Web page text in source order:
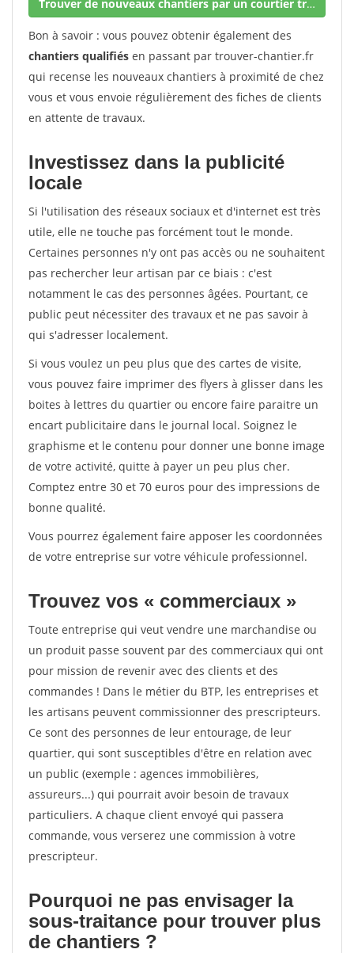
Trouver de nouveaux chantiers par un courtier travaux
Bon à savoir : vous pouvez obtenir également des
chantiers qualifiés en passant par trouver-chantier.fr
qui recense les nouveaux chantiers à proximité de chez
vous et vous envoie régulièrement des fiches de clients
en attente de travaux.
Investissez dans la publicité
locale
Si l'utilisation des réseaux sociaux et d'internet est très
utile, elle ne touche pas forcément tout le monde.
Certaines personnes n'y ont pas accès ou ne souhaitent
pas rechercher leur artisan par ce biais : c'est
notamment le cas des personnes âgées. Pourtant, ce
public peut nécessiter des travaux et ne pas savoir à
qui s'adresser localement.
Si vous voulez un peu plus que des cartes de visite,
vous pouvez faire imprimer des flyers à glisser dans les
boites à lettres du quartier ou encore faire paraitre un
encart publicitaire dans le journal local. Soignez le
graphisme et le contenu pour donner une bonne image
de votre activité, quitte à payer un peu plus cher.
Comptez entre 30 et 70 euros pour des impressions de
bonne qualité.
Vous pourrez également faire apposer les coordonnées
de votre entreprise sur votre véhicule professionnel.
Trouvez vos « commerciaux »
Toute entreprise qui veut vendre une marchandise ou
un produit passe souvent par des commerciaux qui ont
pour mission de revenir avec des clients et des
commandes ! Dans le métier du BTP, les entreprises et
les artisans peuvent commissionner des prescripteurs.
Ce sont des personnes de leur entourage, de leur
quartier, qui sont susceptibles d'être en relation avec
un public (exemple : agences immobilières,
assureurs...) qui pourrait avoir besoin de travaux
particuliers. A chaque client envoyé qui passera
commande, vous verserez une commission à votre
prescripteur.
Pourquoi ne pas envisager la
sous-traitance pour trouver plus
de chantiers ?